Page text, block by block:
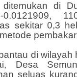
di
sekitar 0,3
di wilayah
Desa
seluas